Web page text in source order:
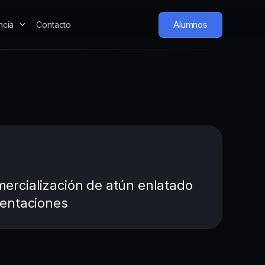
Contacto Alumnos
de atún enlatado